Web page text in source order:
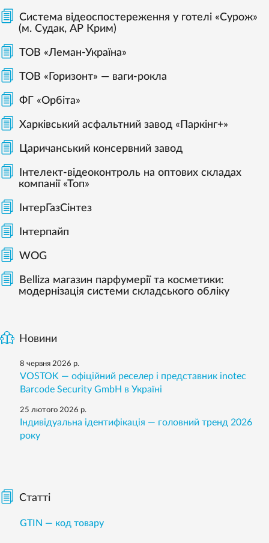
Система відеоспостереження у готелі «Сурож»
(м. Судак, АР Крим)
ТОВ «Леман-Україна»
ТОВ «Горизонт» — ваги-рокла
ФГ «Орбіта»
Харківський асфальтний завод «Паркінг+»
Царичанський консервний завод
Інтелект-відеоконтроль на оптових складах
компанії «Топ»
ІнтерГазСінтез
Інтерпайп
WOG
Belliza магазин парфумерії та косметики:
модернізація системи складського обліку
Новини
8 червня 2026 р.
VOSTOK — офіційний реселер і представник inotec
Barcode Security GmbH в Україні
25 лютого 2026 р.
Індивідуальна ідентифікація — головний тренд 2026
року
Статті
GTIN — код товару